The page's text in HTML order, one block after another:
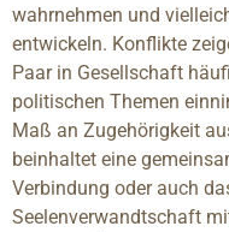
wahrnehmen und
entwickeln. Konflikte
Paar in Gesellschaft
politischen Themen
Maß an Zugehörigkeit
beinhaltet eine
Verbindung oder auch
Seelenverwandtschaft